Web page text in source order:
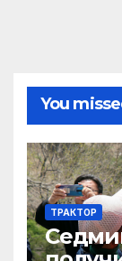
You
ТРАКТОР